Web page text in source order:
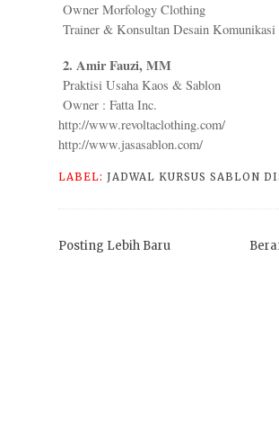
Owner Morfology Clothing
Trainer & Konsultan Desain
2. Amir Fauzi, MM
Praktisi Usaha Kaos & Sablon
Owner : Fatta Inc.
http://www.revoltaclothing.com/
http://www.jasasablon.com/
LABEL:JADWAL KURSUS SABLON
Posting Lebih Baru